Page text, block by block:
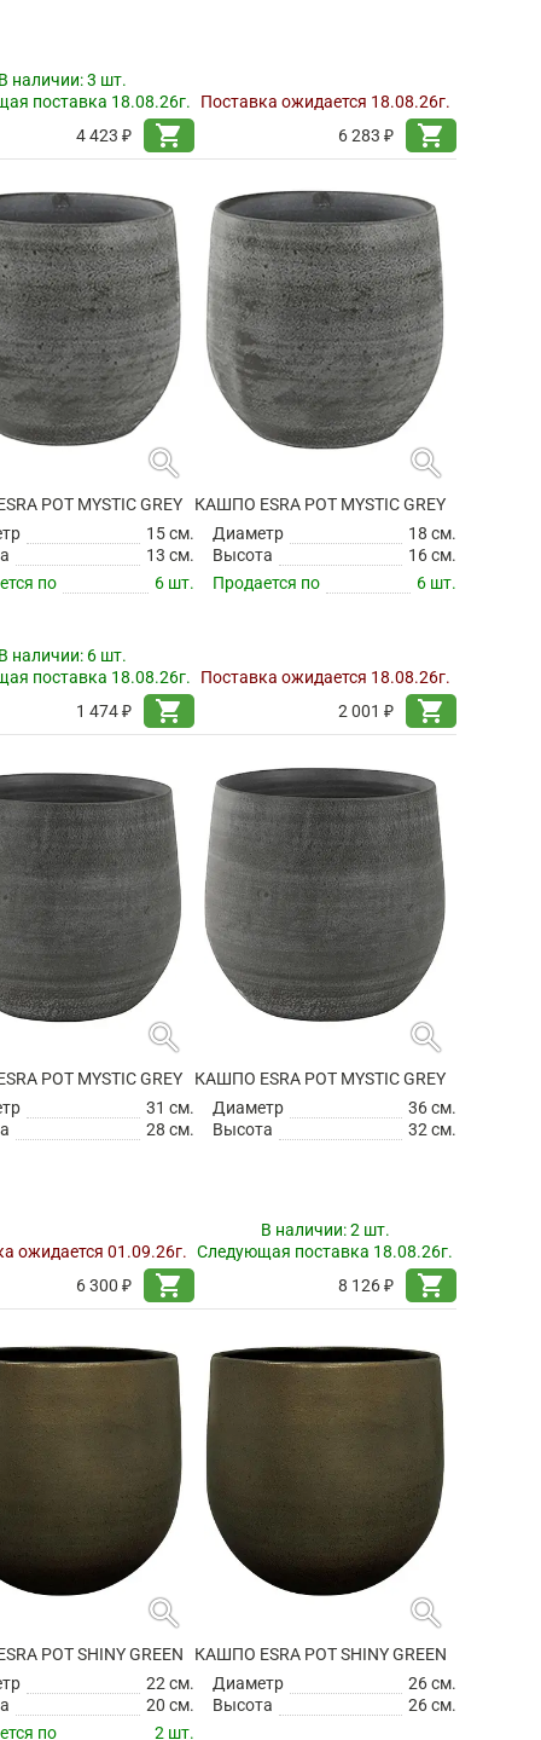
наличии:3 шт.
поставка 18.08.26г.
4 423 ₽
shopping_cart
Поставка ожидается 18.08.26г.
6 283 ₽
shopping_cart
search
POT MYSTIC GREY
15 см.
13 см.
по
6 шт.
наличии: 6 шт.
поставка 18.08.26г.
1 474 ₽
shopping_cart
search
КАШПО ESRA POT MYSTIC GREY
Диаметр
18 см.
Высота
16 см.
Продается по
6 шт.
Поставка ожидается 18.08.26г.
2 001 ₽
shopping_cart
search
POT MYSTIC GREY
31 см.
28 см.
ожидается 01.09.26г.
6 300 ₽
shopping_cart
search
КАШПО ESRA POT MYSTIC GREY
Диаметр
36 см.
Высота
32 см.
В наличии:2 шт.
Следующая поставка 18.08.26г.
8 126 ₽
shopping_cart
search
POT SHINY GREEN
22 см.
20 см.
по
2 шт.
search
КАШПО ESRA POT SHINY GREEN
Диаметр
26 см.
Высота
26 см.